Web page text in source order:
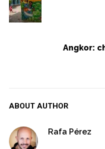
Angkor:
ABOUT AUTHOR
Rafa Pérez